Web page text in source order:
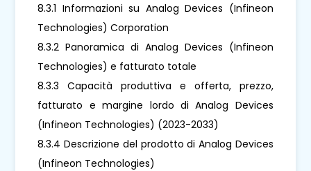
8.3.1 Informazioni su Analog Devices (Infineon
Technologies) Corporation
8.3.2 Panoramica di Analog Devices (Infineon
Technologies) e fatturato totale
8.3.3 Capacità produttiva e offerta, prezzo,
fatturato e margine lordo di Analog Devices
(Infineon Technologies) (2023-2033)
8.3.4 Descrizione del prodotto di Analog Devices
(Infineon Technologies)